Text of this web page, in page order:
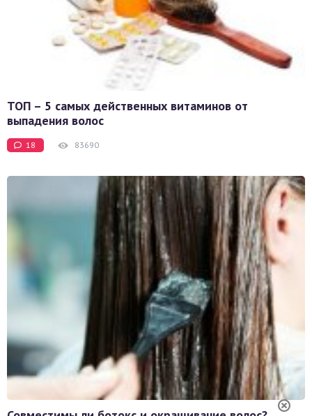
ТОП – 5 самых действенных витаминов от
выпадения волос
18 83690